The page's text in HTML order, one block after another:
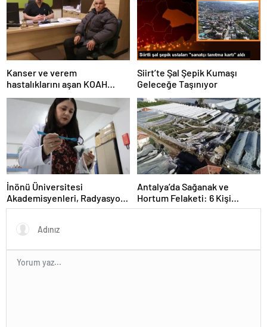
Kanser ve verem
hastalıklarını aşan KOAH
hastası hayata tutundu
Siirt’te Şal Şepik Kumaşı
Geleceğe Taşınıyor
İnönü Üniversitesi
Akademisyenleri, Radyasyon
Kalkanı Üretti
Antalya’da Sağanak ve
Hortum Felaketi: 6 Kişi
Yaralandı